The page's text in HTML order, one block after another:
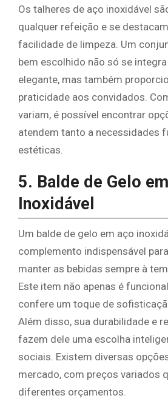
Os talheres de aço inoxidável
qualquer refeição e se
facilidade de limpeza. Um
bem escolhido não só se
elegante, mas também
praticidade aos convidados.
variam, é possível encontrar
atendem tanto a necessidades
estéticas.
5. Balde de Gelo
Inoxidável
Um balde de gelo em aço
complemento indispensável
manter as bebidas sempre à
Este item não apenas é
confere um toque de
Além disso, sua durabilidade e
fazem dele uma escolha
sociais. Existem diversas
mercado, com preços variados
diferentes orçamentos.